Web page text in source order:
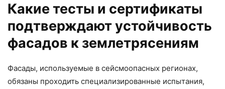
Какие тесты и сертификаты
подтверждают устойчивость
фасадов к землетрясениям
Фасады, используемые в сейсмоопасных регионах,
обязаны проходить специализированные испытания,